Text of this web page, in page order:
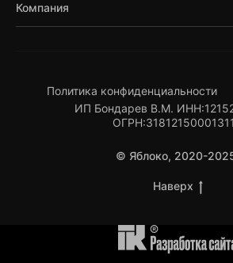
Компания
Политика конфиденциальности
ИП Бондарев В.М.
© Яблоко, 2020-
Наверх